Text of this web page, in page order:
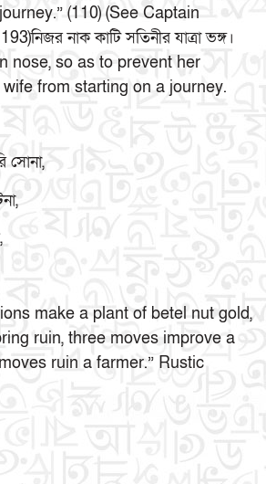
(110) (See Captain
নাক কাটি সতিনীর যাত্রা ভঙ্গ।
nose, so as to prevent her
wife from starting on a journey.
সোনা,
make a plant of betel nut gold,
ruin, three moves improve a
ruin a farmer.” Rustic